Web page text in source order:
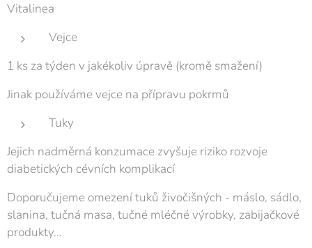
Vitalinea
Vejce
1 ks za týden v jakékoliv úpravě (kromě smažení)
Jinak používáme vejce na přípravu pokrmů
Tuky
Jejich nadměrná konzumace zvyšuje riziko rozvoje
diabetických cévních komplikací
Doporučujeme omezení tuků živočišných - máslo, sádlo,
slanina, tučná masa, tučné mléčné výrobky, zabijačkové
produkty...